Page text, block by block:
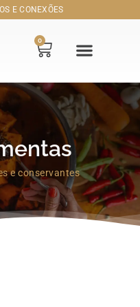
E CONEXÕES
0
e conservantes